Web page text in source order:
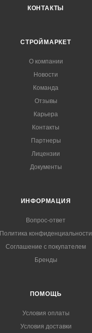
КОНТАКТЫ
СТРОЙМАРКЕТ
О компании
Новости
Команда
Отзывы
Карьера
Контакты
Партнеры
Лицензии
Документы
ИНФОРМАЦИЯ
Вопрос-ответ
Политика конфиденциальности
Соглашение с покупателем
Бренды
ПОМОЩЬ
Условия оплаты
Условия доставки